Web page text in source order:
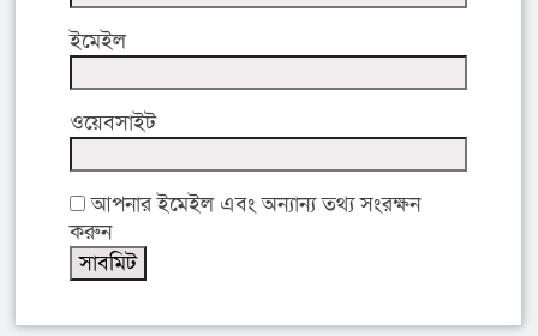
ইমেইল
ওয়েবসাইট
আপনার ইমেইল এবং অন্যান্য তথ্য সংরক্ষন
করুন